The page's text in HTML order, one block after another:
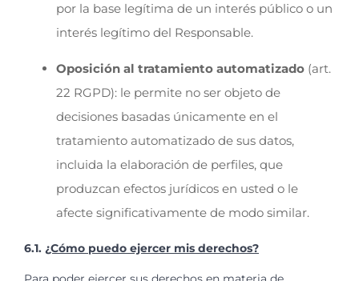
por la base legítima de un interés público o un
interés legítimo del Responsable.
Oposición al tratamiento automatizado (art.
22 RGPD): le permite no ser objeto de
decisiones basadas únicamente en el
tratamiento automatizado de sus datos,
incluida la elaboración de perfiles, que
produzcan efectos jurídicos en usted o le
afecte significativamente de modo similar.
6.1. ¿Cómo puedo ejercer mis derechos?